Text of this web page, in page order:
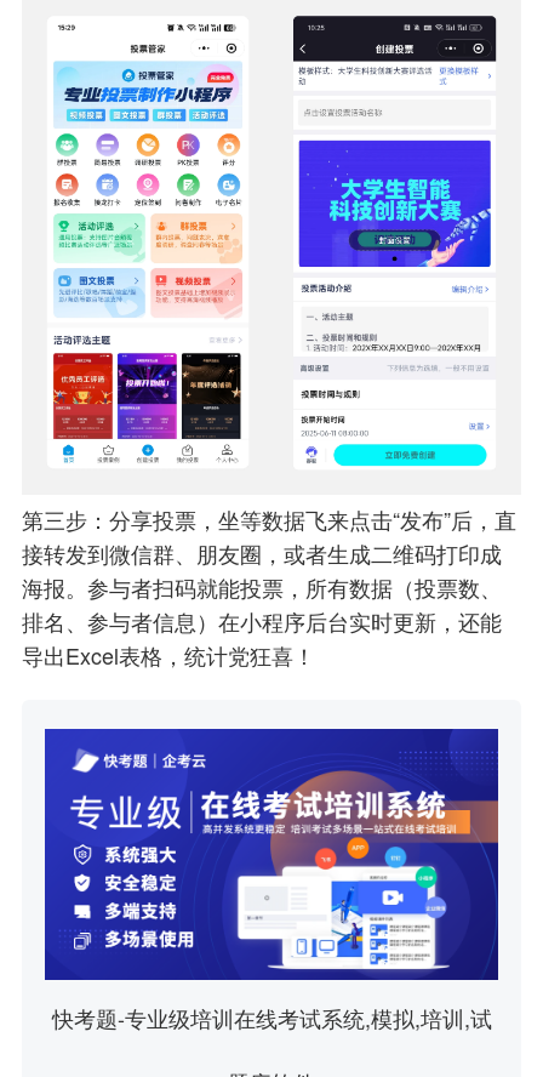
第三步：分享投票，坐等数据飞来点击“发布”后，直
接转发到微信群、朋友圈，或者生成二维码打印成
海报。参与者扫码就能投票，所有数据（投票数、
排名、参与者信息）在小程序后台实时更新，还能
导出Excel表格，统计党狂喜！
快考题-专业级培训在线考试系统,模拟,培训,试